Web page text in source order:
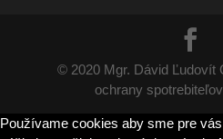
© 2020 Mgr. Dávid Ľudovít
ochrany
Používame cookies aby sme pre